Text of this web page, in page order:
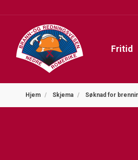
Fritid
Hjem Skjema Søknad for